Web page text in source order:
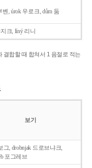
벤, úrok 우로크, dům 둠
크, líný 리니
결합할 때 합쳐서 1 음절로 적는
보기
그, drobnjak 드로브냐크,
포그레브